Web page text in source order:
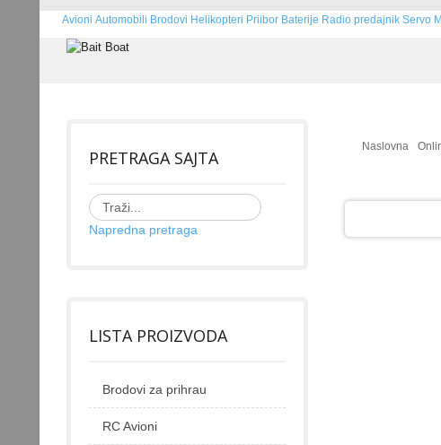
Avioni Automobili Brodovi Helikopteri Priibor Baterije Radio predajnik Servo
Naslovna
PRETRAGA SAJTA
Napredna pretraga
LISTA PROIZVODA
Brodovi za prihrau
RC Avioni